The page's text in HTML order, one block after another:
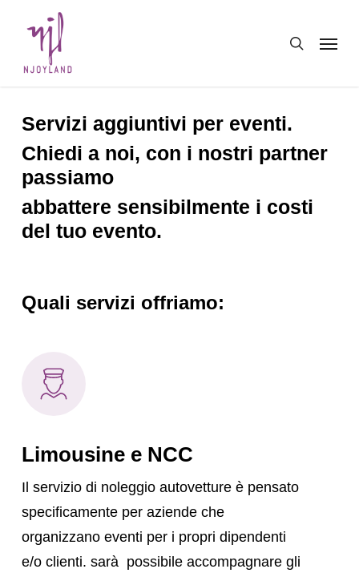
search
Menu
Servizi aggiuntivi per eventi.
Chiedi a noi, con i nostri partner
passiamo
abbattere sensibilmente i costi
del tuo evento.
Quali servizi offriamo:
Limousine e NCC
Il servizio di noleggio autovetture è pensato
specificamente per aziende che
organizzano eventi per i propri dipendenti
e/o clienti. sarà possibile accompagnare gli